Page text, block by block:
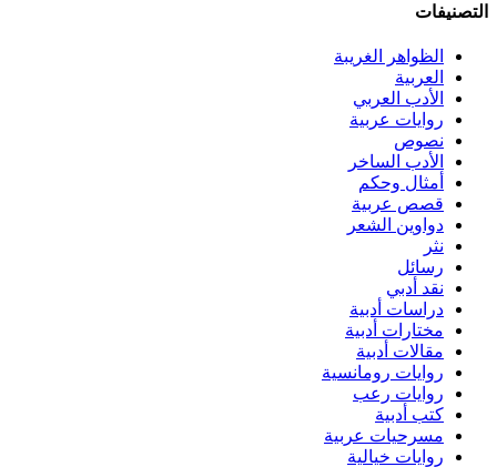
التصنيفات
الظواهر الغريبة‏
العربية
الأدب العربي
روايات عربية
نصوص
الأدب الساخر
أمثال وحكم
قصص عربية
دواوين الشعر
نثر
رسائل
نقد أدبي
دراسات أدبية
مختارات أدبية
مقالات أدبية
روايات رومانسية
روايات رعب
كتب أدبية
مسرحيات عربية
روايات خيالية